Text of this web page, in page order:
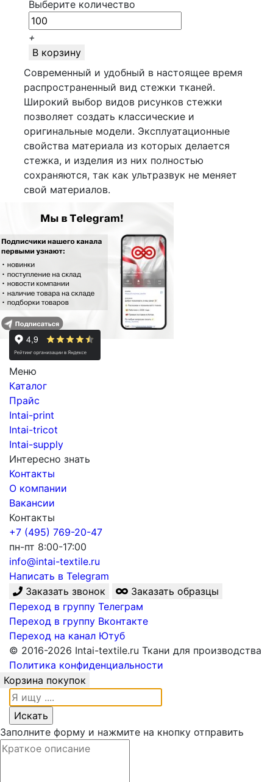
Выберите количество
+
В корзину
Современный и удобный в настоящее время
распространенный вид стежки тканей.
Широкий выбор видов рисунков стежки
позволяет создать классические и
оригинальные модели. Эксплуатационные
свойства материала из которых делается
стежка, и изделия из них полностью
сохраняются, так как ультразвук не меняет
свой материалов.
Меню
Каталог
Прайс
Intai-print
Intai-tricot
Intai-supply
Интересно знать
Контакты
О компании
Вакансии
Контакты
+7 (495) 769-20-47
пн-пт 8:00-17:00
info@intai-textile.ru
Написать в Telegram
Заказать звонок
Заказать образцы
Переход в группу Телеграм
Переход в группу Вконтакте
Переход на канал Ютуб
© 2016-2026 Intai-textile.ru Ткани для производства
Политика конфиденциальности
Корзина покупок
Заполните форму и нажмите на кнопку отправить